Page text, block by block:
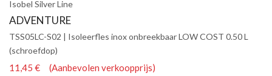
Isobel Silver Line
ADVENTURE
TSS05LC-S02 | Isoleerfles inox onbreekbaar LOW COST 0.50 L
(schroefdop)
11,45 € (Aanbevolen verkoopprijs)